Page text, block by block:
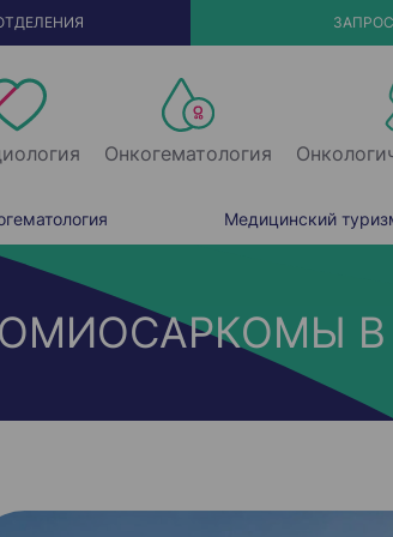
Онкогематология
Медицинский
В